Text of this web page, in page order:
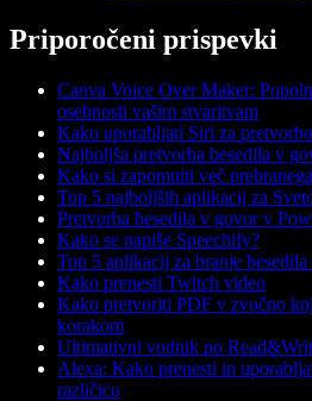
Priporočeni prispevki
Canva Voice Over Maker:
osebnosti vašim stvaritvam
Kako uporabljati Siri za
Najboljša pretvorba besedila v
Kako si zapomniti več prebranega
Top 5 najboljših aplikacij za
Pretvorba besedila v govor v
Kako se napiše Speechify?
Top 5 aplikacij za branje besedila
Kako prenesti Twitch video
Kako pretvoriti PDF v zvočno
korakom
Ultimativni vodnik po
Alexa: Kako prenesti in
različico